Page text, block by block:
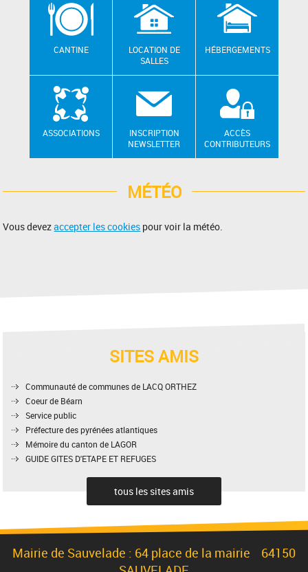
CANTINE
LOCATION DE
SALLES
HÉBERGEMENTS
ASSOCIATIONS
INSCRIPTION
NEWSLETTER
ACCÈS
CONTRIBUTEURS
MÉTÉO
Vous devezaccepter les cookies pour voir la météo.
SITES AMIS
Communauté de communes de LACQ ORTHEZ
Coeur de Béarn
Service public
Préfecture des pyrénées atlantiques
Mémoire du canton de LAGOR
GUIDE GITES D'ETAPE ET REFUGES
tous les sites amis
Mairie de Sauvelade : 64 place de la mairie 64150